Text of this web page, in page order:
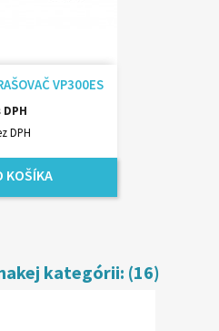
VP300ES
DPH
DPH
KOŠÍKA
kategórii: (16)